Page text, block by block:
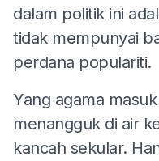
dalam politik ini
tidak mempunyai
perdana populariti.
Yang agama
menangguk di air
kancah sekular.